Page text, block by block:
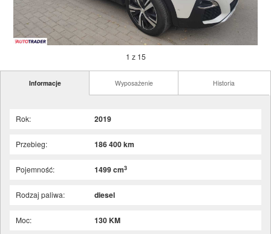
1 z 15
Informacje Wyposażenie Historia
Rok: 2019
Przebieg: 186 400 km
Pojemność: 1499 cm3
Rodzaj paliwa: diesel
Moc: 130 KM